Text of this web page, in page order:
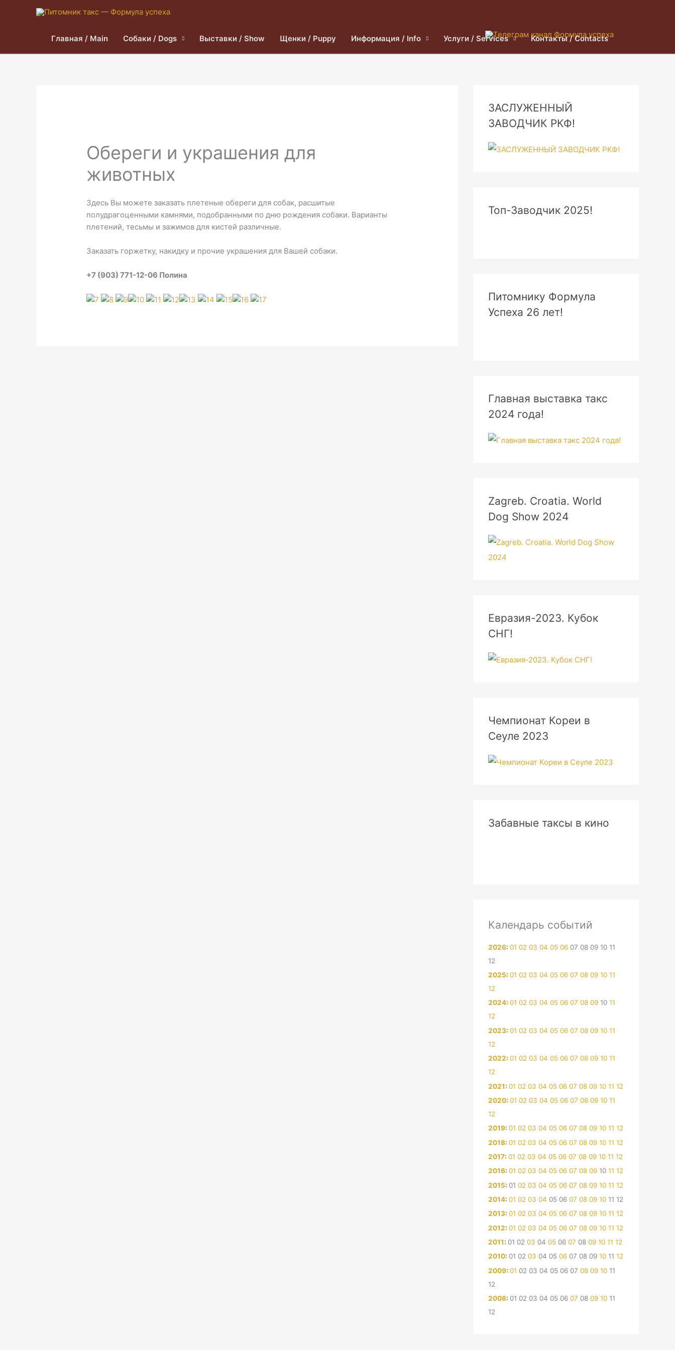
Главная / Main Собаки / Dogs Выставки / Show Щенки / Puppy Информация / Info Услуги / Services Контакты / Contacts
Обереги и украшения для
животных
Здесь Вы можете заказать плетеные обереги для собак, расшитые
полудрагоценными камнями, подобранными по дню рождения собаки. Варианты
плетений, тесьмы и зажимов для кистей различные.
Заказать горжетку, накидку и прочие украшения для Вашей собаки.
+7 (903) 771-12-06 Полина
ЗАСЛУЖЕННЫЙ
ЗАВОДЧИК РКФ!
Топ-Заводчик 2025!
Питомнику Формула
Успеха 26 лет!
Главная выставка такс
2024 года!
Zagreb. Croatia. World
Dog Show 2024
Евразия-2023. Кубок
СНГ!
Чемпионат Кореи в
Сеуле 2023
Забавные таксы в кино
Календарь событий
2026: 01 02 03 04 05 06 07 08 09 10 11
12
2025: 01 02 03 04 05 06 07 08 09 10 11
12
2024: 01 02 03 04 05 06 07 08 09 10 11
12
2023: 01 02 03 04 05 06 07 08 09 10 11
12
2022: 01 02 03 04 05 06 07 08 09 10 11
12
2021: 01 02 03 04 05 06 07 08 09 10 11 12
2020: 01 02 03 04 05 06 07 08 09 10 11
12
2019: 01 02 03 04 05 06 07 08 09 10 11 12
2018: 01 02 03 04 05 06 07 08 09 10 11 12
2017: 01 02 03 04 05 06 07 08 09 10 11 12
2016: 01 02 03 04 05 06 07 08 09 10 11 12
2015: 01 02 03 04 05 06 07 08 09 10 11 12
2014: 01 02 03 04 05 06 07 08 09 10 11 12
2013: 01 02 03 04 05 06 07 08 09 10 11 12
2012: 01 02 03 04 05 06 07 08 09 10 11 12
2011: 01 02 03 04 05 06 07 08 09 10 11 12
2010: 01 02 03 04 05 06 07 08 09 10 11 12
2009: 01 02 03 04 05 06 07 08 09 10 11
12
2008: 01 02 03 04 05 06 07 08 09 10 11
12